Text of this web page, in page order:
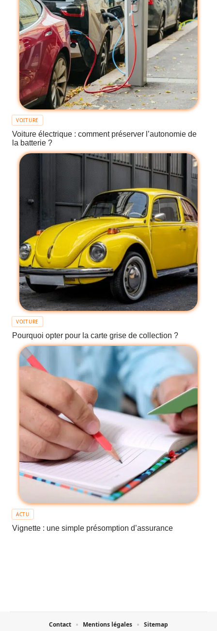
VOITURE
Voiture électrique : comment préserver l’autonomie de
la batterie ?
VOITURE
Pourquoi opter pour la carte grise de collection ?
ACTU
Vignette : une simple présomption d’assurance
Contact Mentions légales Sitemap